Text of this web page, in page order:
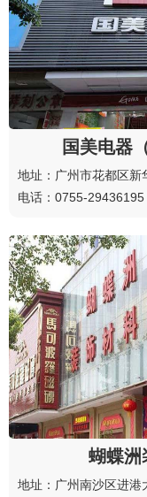
国美电器
地址：广州市花都区新
电话：0755-29436195
蝴蝶洲
地址：广州南沙区进港